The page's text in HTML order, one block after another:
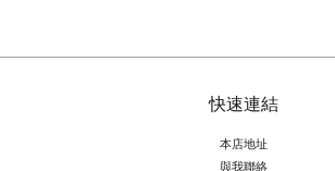
快速連結
本店地址
與我聯絡